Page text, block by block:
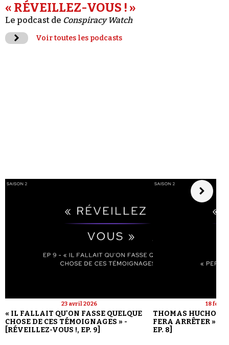
« RÉVEILLEZ-VOUS ! »
Le podcast de Conspiracy Watch
Voir toutes les podcasts
23 avril 2026
« IL FALLAIT QU'ON FASSE QUELQUE
CHOSE DE CES TÉMOIGNAGES » -
[RÉVEILLEZ-VOUS !, EP. 9]
18
THOMAS HUCHON :
FERA ARRÊTER » -
EP. 8]